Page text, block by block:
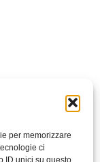
per memorizzare
ci
ID unici su questo